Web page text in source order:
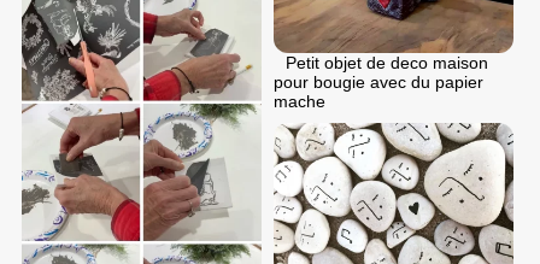
Petit objet de deco maison
pour bougie avec du papier
mache